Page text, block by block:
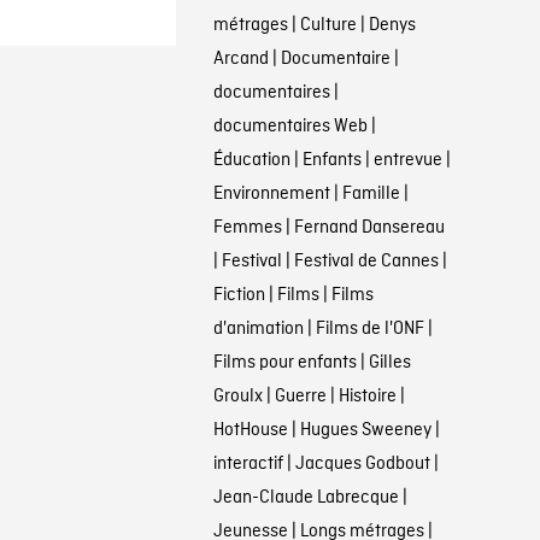
métrages| Culture | Denys
Arcand | Documentaire |
documentaires|
documentaires Web |
Éducation | Enfants| entrevue |
Environnement| Famille |
Femmes| Fernand Dansereau
| Festival | Festival de Cannes|
Fiction | Films| Films
d'animation | Films de l'ONF|
Films pour enfants| Gilles
Groulx| Guerre | Histoire |
HotHouse | Hugues Sweeney|
interactif| Jacques Godbout|
Jean-Claude Labrecque |
Jeunesse | Longs métrages|